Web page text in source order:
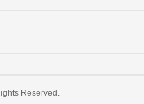
Reserved.